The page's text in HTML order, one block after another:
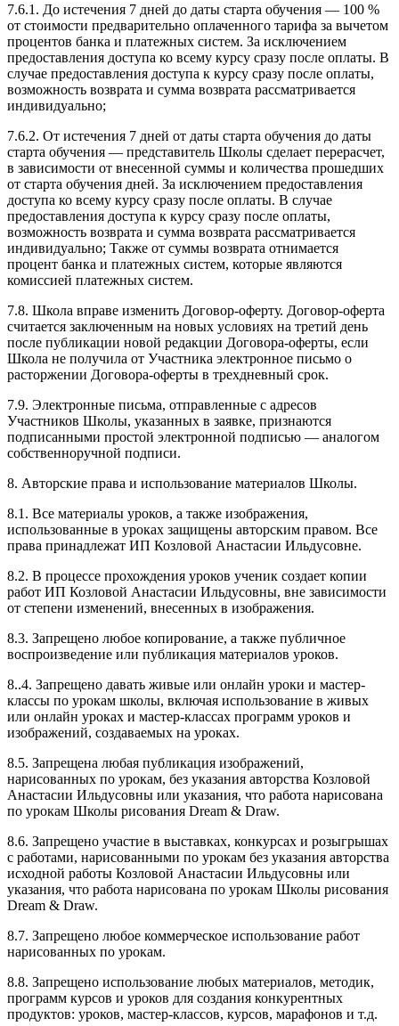
7.6.1. До истечения 7 дней до даты старта обучения — 100 %
от стоимости предварительно оплаченного тарифа за вычетом
процентов банка и платежных систем. За исключением
предоставления доступа ко всему курсу сразу после оплаты. В
случае предоставления доступа к курсу сразу после оплаты,
возможность возврата и сумма возврата рассматривается
индивидуально;
7.6.2. От истечения 7 дней от даты старта обучения до даты
старта обучения — представитель Школы сделает перерасчет,
в зависимости от внесенной суммы и количества прошедших
от старта обучения дней. За исключением предоставления
доступа ко всему курсу сразу после оплаты. В случае
предоставления доступа к курсу сразу после оплаты,
возможность возврата и сумма возврата рассматривается
индивидуально; Также от суммы возврата отнимается
процент банка и платежных систем, которые являются
комиссией платежных систем.
7.8. Школа вправе изменить Договор-оферту. Договор-оферта
считается заключенным на новых условиях на третий день
после публикации новой редакции Договора-оферты, если
Школа не получила от Участника электронное письмо о
расторжении Договора-оферты в трехдневный срок.
7.9. Электронные письма, отправленные с адресов
Участников Школы, указанных в заявке, признаются
подписанными простой электронной подписью — аналогом
собственноручной подписи.
8. Авторские права и использование материалов Школы.
8.1. Все материалы уроков, а также изображения,
использованные в уроках защищены авторским правом. Все
права принадлежат ИП Козловой Анастасии Ильдусовне.
8.2. В процессе прохождения уроков ученик создает копии
работ ИП Козловой Анастасии Ильдусовны, вне зависимости
от степени изменений, внесенных в изображения.
8.3. Запрещено любое копирование, а также публичное
воспроизведение или публикация материалов уроков.
8..4. Запрещено давать живые или онлайн уроки и мастер-
классы по урокам школы, включая использование в живых
или онлайн уроках и мастер-классах программ уроков и
изображений, создаваемых на уроках.
8.5. Запрещена любая публикация изображений,
нарисованных по урокам, без указания авторства Козловой
Анастасии Ильдусовны или указания, что работа нарисована
по урокам Школы рисования Dream & Draw.
8.6. Запрещено участие в выставках, конкурсах и розыгрышах
с работами, нарисованными по урокам без указания авторства
исходной работы Козловой Анастасии Ильдусовны или
указания, что работа нарисована по урокам Школы рисования
Dream & Draw.
8.7. Запрещено любое коммерческое использование работ
нарисованных по урокам.
8.8. Запрещено использование любых материалов, методик,
программ курсов и уроков для создания конкурентных
продуктов: уроков, мастер-классов, курсов, марафонов и т.д.